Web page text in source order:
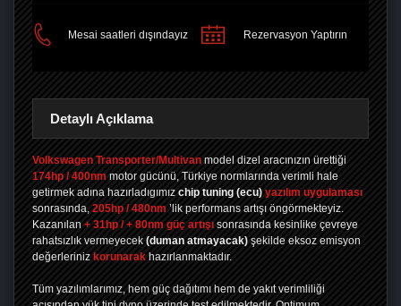
Mesai saatleri dışındayız Rezervasyon Yaptırın
Detaylı Açıklama
Volkswagen Transporter/Multivan model dizel aracınızın ürettiği
174hp / 400nm motor gücünü, Türkiye normlarında verimli hale
getirmek adına hazırladıgımız chip tuning (ecu) yazılım uygulaması
sonrasında, 205hp / 480nm ’lik performans artışı öngörmekteyiz.
Kazanılan + 31hp / + 80nm güç artışı sonrasında kesinlike çevreye
rahatsızlık vermeyecek (duman atmayacak) şekilde eksoz emisyon
değerleriniz korunarak hazırlanmaktadır.
Tüm yazılımlarımız, hem güç dağıtımı hem de yakıt verimliliği